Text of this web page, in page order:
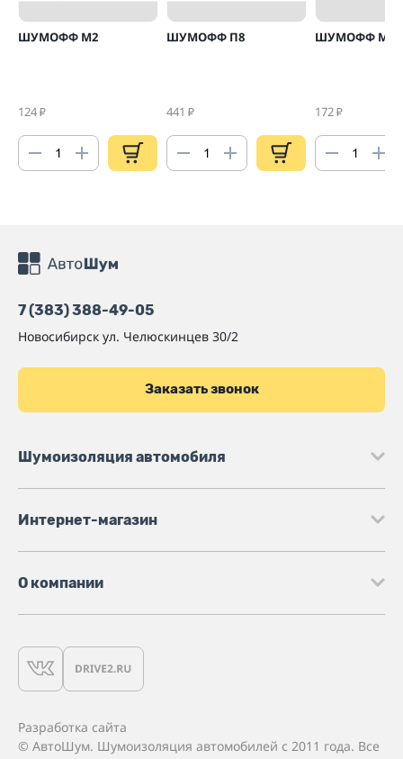
ШУМОФФ М2
124 ₽
ШУМОФФ П8
441 ₽
ШУМОФФ М4
172 ₽
7 (383) 388-49-05
Новосибирск ул. Челюскинцев 30/2
Заказать звонок
Шумоизоляция автомобиля
Интернет-магазин
О компании
Разработка сайта
© АвтоШум. Шумоизоляция автомобилей с 2011 года. Все